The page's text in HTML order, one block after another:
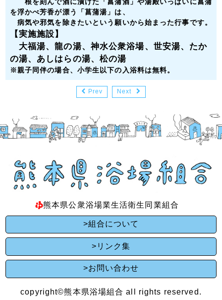
を浮かべ芳香が漂う「菖蒲湯」は、
病気や邪気を除きたいという願いから始まった行事です。
【実施施設】
大福湯、龍の湯、神水公衆浴場、世安湯、たか
の湯、あしはらの湯、松の湯
※親子同伴の場合、小学生以下の入浴料は無料。
Prev Next
熊本県公衆浴場業生活衛生同業組合
>組合について
>リンク集
>お問い合わせ
copyright©熊本県浴場組合 all rights reserved.